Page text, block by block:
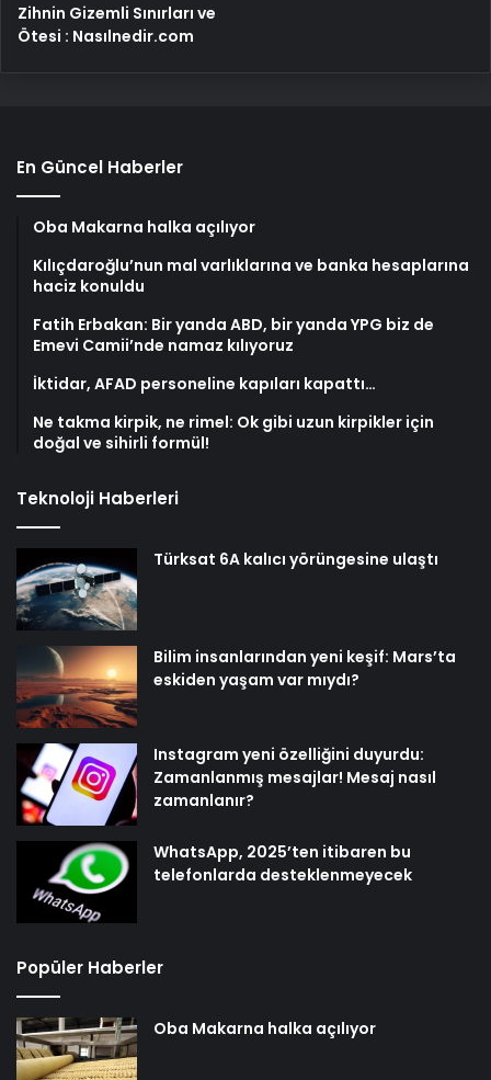
Zihnin Gizemli Sınırları ve
Ötesi : Nasılnedir.com
En Güncel Haberler
Oba Makarna halka açılıyor
Kılıçdaroğlu’nun mal varlıklarına ve banka hesaplarına
haciz konuldu
Fatih Erbakan: Bir yanda ABD, bir yanda YPG biz de
Emevi Camii’nde namaz kılıyoruz
İktidar, AFAD personeline kapıları kapattı…
Ne takma kirpik, ne rimel: Ok gibi uzun kirpikler için
doğal ve sihirli formül!
Teknoloji Haberleri
Türksat 6A kalıcı yörüngesine ulaştı
Bilim insanlarından yeni keşif: Mars’ta
eskiden yaşam var mıydı?
Instagram yeni özelliğini duyurdu:
Zamanlanmış mesajlar! Mesaj nasıl
zamanlanır?
WhatsApp, 2025’ten itibaren bu
telefonlarda desteklenmeyecek
Popüler Haberler
Oba Makarna halka açılıyor